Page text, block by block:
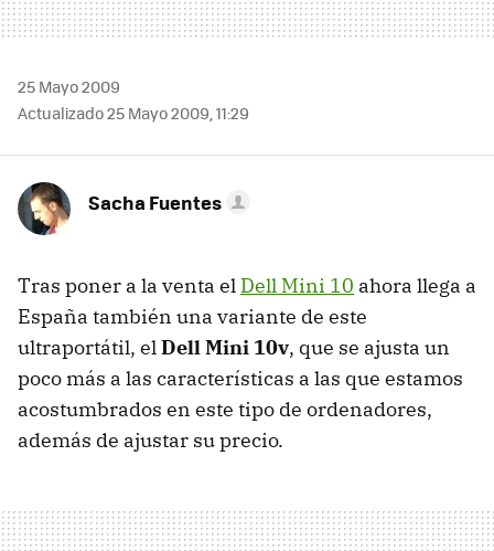
25 Mayo 2009
Actualizado 25 Mayo 2009, 11:29
Sacha Fuentes
Tras poner a la venta el Dell Mini 10 ahora llega a
España también una variante de este
ultraportátil, el Dell Mini 10v, que se ajusta un
poco más a las características a las que estamos
acostumbrados en este tipo de ordenadores,
además de ajustar su precio.